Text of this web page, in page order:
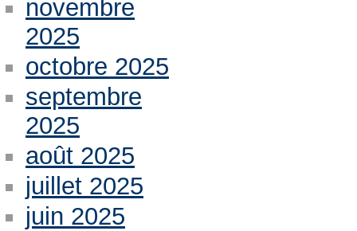
novembre
2025
octobre 2025
septembre
2025
août 2025
juillet 2025
juin 2025